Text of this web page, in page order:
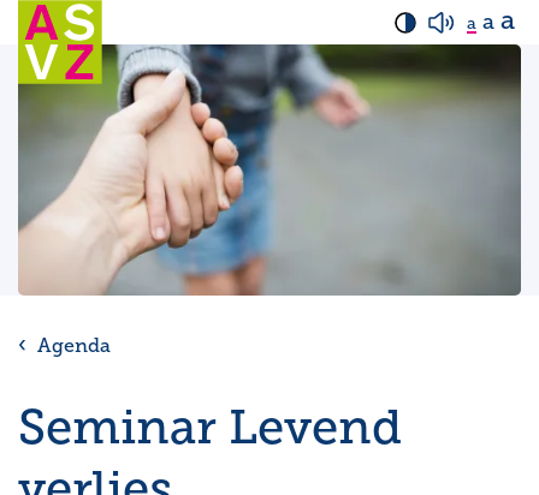
a a a
Agenda
Seminar Levend